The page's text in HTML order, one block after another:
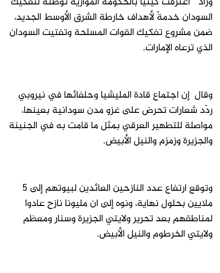
السودان خدمةً لأهداف خارطة الشرق الأوسط الجديد،
ضمن مشروع تفكيك القوات المسلحة وتفتيت السودان
الذي ترعاه الإمارات.
وقال إن اجتماع قادة المليشيا وحلفائها في نيروبي
ردّد شعارات تحرض على غزو مدن سودانية بعينها،
مواصلة للتطهير العرقي بمثل ما قامت به في الجنينة
والجزيرة وزمزم والنيل الأبيض.
وتوقع ارتفاع عدد النازحين العائدين لبيوتهم إلى 5
ملايين بحلول نهاية، ونوه إلى ان مليونا نازح عادوا
لمناطقهم بعد تحرير ولايتي الجزيرة وسنار ومعظم
ولايتي الخرطوم والنيل الأبيض.